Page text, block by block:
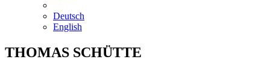
Deutsch
English
THOMAS SCHÜTTE